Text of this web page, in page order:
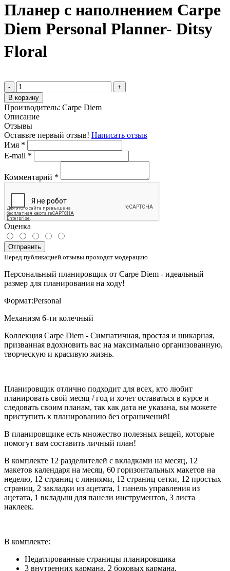
Планер c наполнением Carpe
Diem Personal Planner- Ditsy
Floral
-
+
В корзину
Производитель: Carpe Diem
Описание
Отзывы
Оставьте первый отзыв! Написать отзыв
Имя *
E-mail *
Комментарий *
Оценка
Отправить
Перед публикацией отзывы проходят модерацию
Персональный планировщик от Carpe Diem - идеальный
размер для планирования на ходу!
Формат:Personal
Механизм 6-ти колечный
Коллекция Carpe Diem - Симпатичная, простая и шикарная,
призванная вдохновить вас на максимально организованную,
творческую и красивую жизнь.
Планировщик отлично подходит для всех, кто любит
планировать свой месяц / год и хочет оставаться в курсе и
следовать своим планам, так как дата не указана, вы можете
приступить к планированию без ограничений!
В планировщике есть множество полезных вещей, которые
помогут вам составить личный план!
В комплекте 12 разделителей с вкладками на месяц, 12
макетов календаря на месяц, 60 горизонтальных макетов на
неделю, 12 страниц с линиями, 12 страниц сетки, 12 простых
страниц, 2 закладки из ацетата, 1 панель управления из
ацетата, 1 вкладыш для панели инструментов, 3 листа
наклеек.
В комплекте:
Недатированные страницы планировщика
3 внутренних кармана, 2 боковых кармана,